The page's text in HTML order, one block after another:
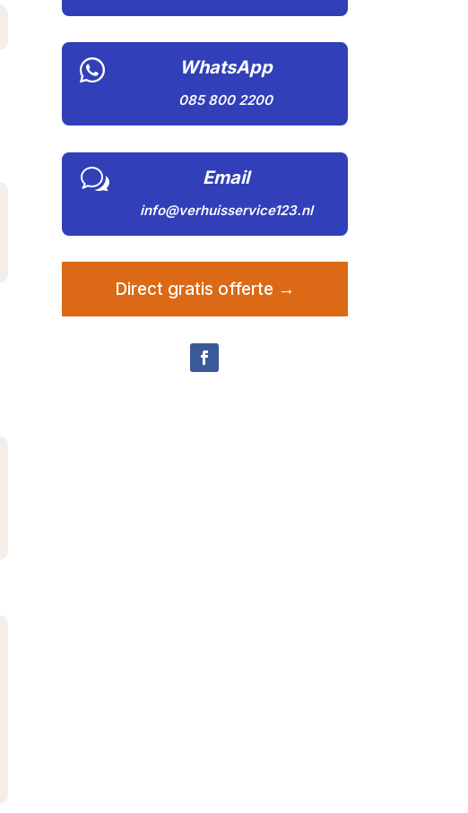
 WhatsApp
085 800 2200
w Email
info@verhuisservice123.nl
Direct gratis offerte →